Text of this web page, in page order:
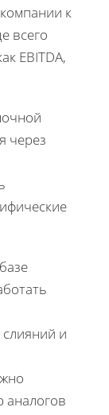
к
всего
EBITDA,
через
и
аналогов